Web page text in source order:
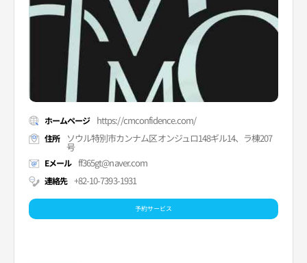
ホームページ https://cmconfidence.com/
住所 ソウル特別市カンナム区オンジュロ148ギル14、ラ棟207
号
Eメール ff365gt@naver.com
連絡先 +82-10-7393-1931
予約サービス